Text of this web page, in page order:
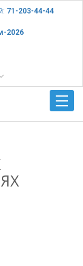
71-203-44-44
2026